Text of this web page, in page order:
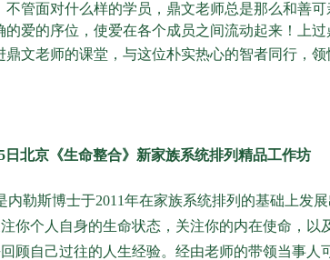
不管面对什么样的学员，鼎文老师总是那么和善
的爱的序位，使爱在各个成员之间流动起来！上
鼎文老师的课堂，与这位朴实热心的智者同行，
日北京《生命整合》新家族系统排列精品工作坊
内勒斯博士于2011年在家族系统排列的基础上发
你个人自身的生命状态，关注你的内在使命，
顾自己过往的人生经验。经由老师的带领当事